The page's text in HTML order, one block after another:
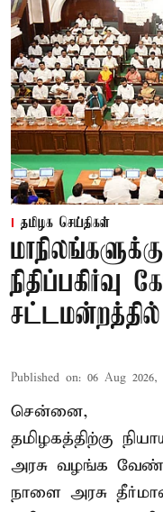
தமிழக செய்திகள்
நிதிப்பகிர்வு
Published on: 06 Aug 2026,
சென்னை,
தமிழகத்திற்கு
அரசு வழங்க
நாளை அரசு